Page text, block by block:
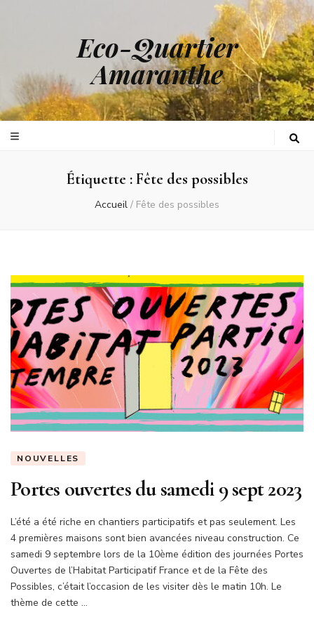
Eco-Quartier
Amaranthe
Étiquette :Fête des possibles
Accueil / Fête des possibles
NOUVELLES
Portes ouvertes du samedi 9 sept 2023
L’été a été riche en chantiers participatifs et pas seulement. Les
4 premières maisons sont bien avancées niveau construction. Ce
samedi 9 septembre lors de la 10ème édition des journées Portes
Ouvertes de l’Habitat Participatif France et de la Fête des
Possibles, c’était l’occasion de les visiter dès le matin 10h. Le
thème de cette …